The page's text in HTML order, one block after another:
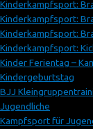
Kinderkampfsport:
Kinderkampfsport:
Kinderkampfsport:
Kinderkampfsport:
Kinder Ferientag –
Kindergeburtstag
BJJ
Jugendliche
Kampfsport für